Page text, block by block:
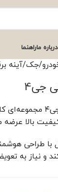
درباره ماراهنما
جک آینه
جی4
آینه برقی
کیفیت بالا
طراحی
و نیاز به